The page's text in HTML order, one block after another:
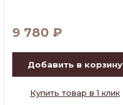
9 780 ₽
Добавить в корзину
Купить товар в 1 клик